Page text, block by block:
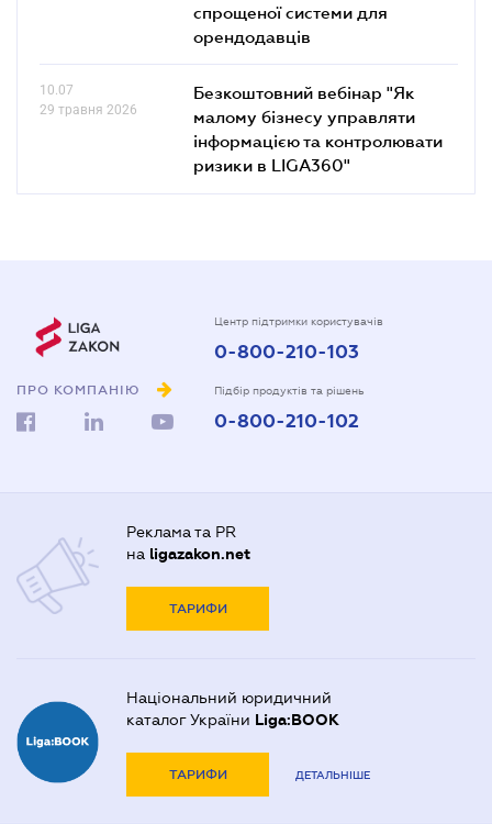
спрощеної системи для
орендодавців
10.07
29 травня 2026
Безкоштовний вебінар "Як
малому бізнесу управляти
інформацією та контролювати
ризики в LIGA360"
ПРО КОМПАНІЮ
Центр підтримки користувачів
0-800-210-103
Підбір продуктів та рішень
0-800-210-102
Реклама та PR
на ligazakon.net
ТАРИФИ
Національний юридичний
каталог України Liga:BOOK
ТАРИФИ ДЕТАЛЬНІШЕ